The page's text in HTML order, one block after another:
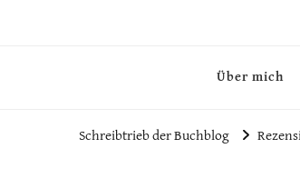
Über mich
Schreibtrieb der Buchblog